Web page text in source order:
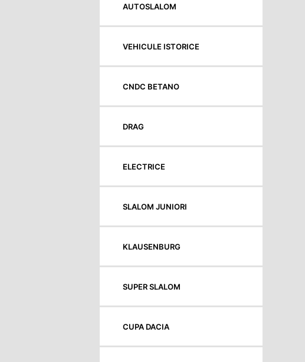
AUTOSLALOM
VEHICULE ISTORICE
CNDC BETANO
DRAG
ELECTRICE
SLALOM JUNIORI
KLAUSENBURG
SUPER SLALOM
CUPA DACIA